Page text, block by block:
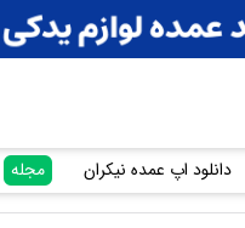
دانلود اپ عمده نیکران مجله